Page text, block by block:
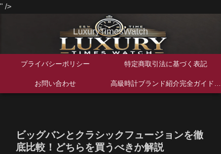
" />
LuxuryTimesWatch
プライバシーポリシー 特定商取引法に基づく表記
お問い合わせ
ビッグバンとクラシックフュージョンを徹
底比較！どちらを買うべきか解説